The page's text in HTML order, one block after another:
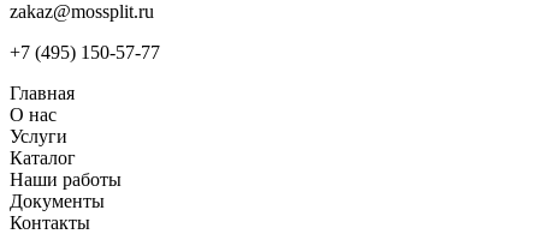
zakaz@mossplit.ru
+7 (495) 150-57-77
Главная
О нас
Услуги
Каталог
Наши работы
Документы
Контакты